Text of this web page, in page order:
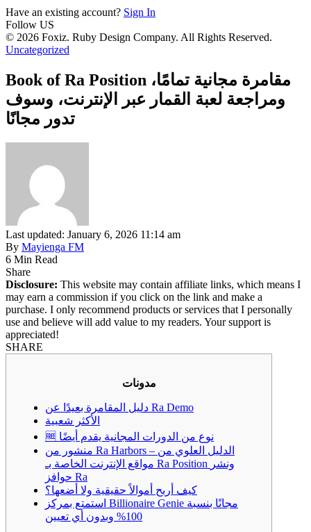
Have an existing account? Sign In
Follow US
© 2026 Foxiz. Ruby Design Company. All Rights Reserved.
Uncategorized
Book of Ra Position مقامرة مجانية تمامًا،
ومراجعة لعبة القمار عبر الإنترنت، وسوف
تدور مجانًا
Last updated: January 6, 2026 11:14 am
By Mayienga FM
6 Min Read
Share
Disclosure: This website may contain affiliate links, which means I
may earn a commission if you click on the link and make a
purchase. I only recommend products or services that I personally
use and believe will add value to my readers. Your support is
appreciated!
SHARE
مدونات
دليل المقامرة بعيدًا عن Ra Demo
الأكثر شعبية
🆓 نوع من الدورات المجانية يقدم أيضًا
منشور من Ra Harbors – الدليل العلوي من
مواقع الإنترنت الخاصة بـ Ra Position ونشر
حوافز Ra
كيف أربح أموالاً حقيقية ولا أضعها؟
استمتع بمركز Billionaire Genie مجانًا بنسبة
100% وبدون أي تعيين